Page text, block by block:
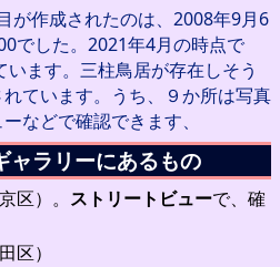
が作成されたのは、2008年9月6
でした。2021年4月の時点で
ます。三柱鳥居が存在しそう
ています。うち、９か所は写真
などで確認できます、
ラリーにあるもの
区）。 ストリートビューで、確
区）